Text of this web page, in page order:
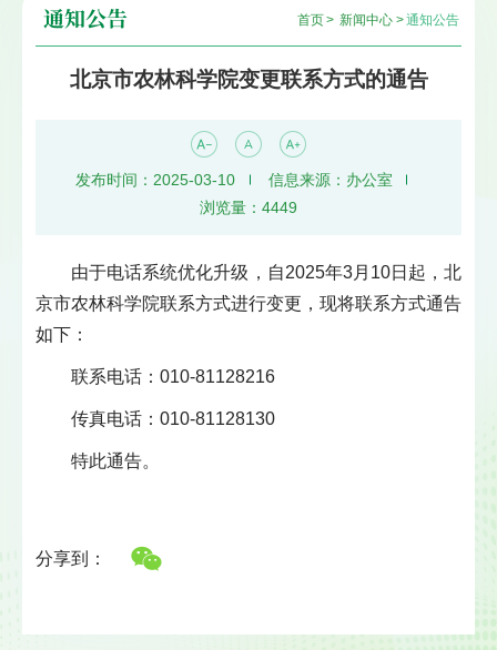
首页> 新闻中心 >通知公告
通知公告
北京市农林科学院变更联系方式的通告
发布时间：2025-03-10
信息来源：办公室
浏览量： 4449
由于电话系统优化升级，自2025年3月10日起，北
京市农林科学院联系方式进行变更，现将联系方式通告
如下：
联系电话：010-81128216
传真电话：010-81128130
特此通告。
分享到：